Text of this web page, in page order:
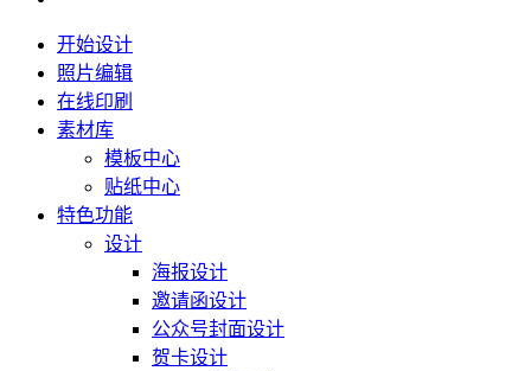
开始设计
照片编辑
在线印刷
素材库
模板中心
贴纸中心
特色功能
设计
海报设计
邀请函设计
公众号封面设计
贺卡设计